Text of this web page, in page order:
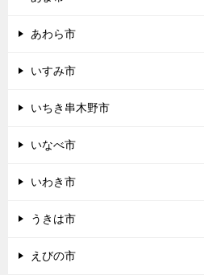
あわら市
いすみ市
いちき串木野市
いなべ市
いわき市
うきは市
えびの市